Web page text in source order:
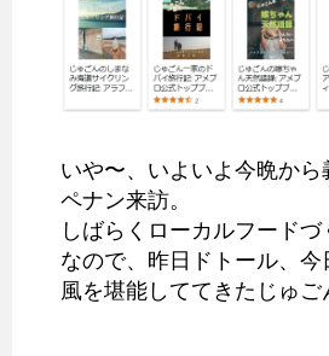
いや〜、いよいよ今晩か
ペナン来訪。
しばらくローカルフードづ
なので、昨日ドトール、今
風を堪能しててきたじゅご